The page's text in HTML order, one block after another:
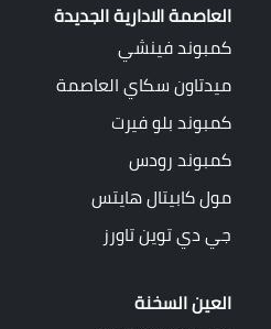
العاصمة الادارية الجديدة
كمبوند فينشي
ميدتاون سكاي العاصمة
كمبوند بلو فيرت
كمبوند رودس
مول كابيتال هايتس
جي دي توين تاورز
العين السخنة